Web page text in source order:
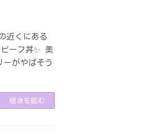
近くにある
ーフ丼✨ 美
ーがやばそう
続きを読む